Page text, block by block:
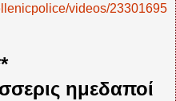
videos/23301695
ημεδαποί